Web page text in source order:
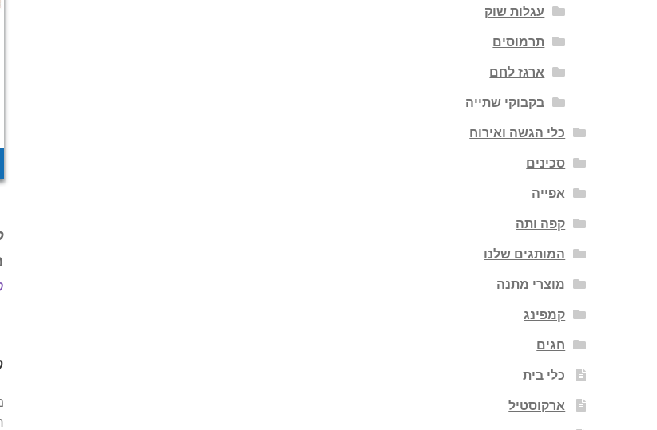
עגלות שוק
תרמוסים
ארגז לחם
בקבוקי שתייה
כלי הגשה ואירוח
סכינים
אפייה
קפה ותה
המותגים שלנו
מוצרי מתנה
קמפינג
חגים
כלי בית
ארקוסטיל